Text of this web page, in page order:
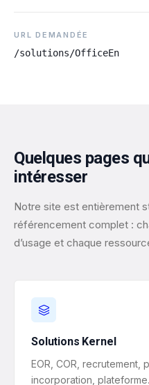
URL DEMANDÉE
/solutions/OfficeEn
Quelques pages
intéresser
Notre site est entièrement
référencement complet :
d’usage et chaque
Solutions Kernel
EOR, COR, recrutement,
incorporation, plateforme.